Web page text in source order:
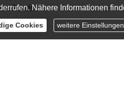
FondsNähere Informationen
Cookies weitere Einstellungen